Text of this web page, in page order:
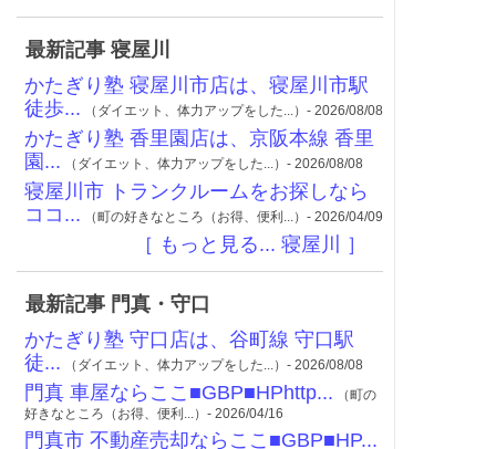
最新記事 寝屋川
かたぎり塾 寝屋川市店は、寝屋川市駅
徒歩... （ダイエット、体力アップをした...）- 2026/08/08
かたぎり塾 香里園店は、京阪本線 香里
園... （ダイエット、体力アップをした...）- 2026/08/08
寝屋川市 トランクルームをお探しなら
ココ... （町の好きなところ（お得、便利...）- 2026/04/09
［ もっと見る... 寝屋川 ］
最新記事 門真・守口
かたぎり塾 守口店は、谷町線 守口駅
徒... （ダイエット、体力アップをした...）- 2026/08/08
門真 車屋ならここ■GBP■HPhttp... （町の
好きなところ（お得、便利...）- 2026/04/16
門真市 不動産売却ならここ■GBP■HP...